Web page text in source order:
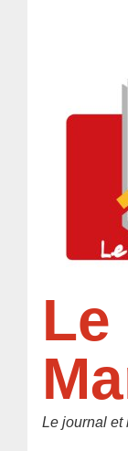
Le
Le journal et